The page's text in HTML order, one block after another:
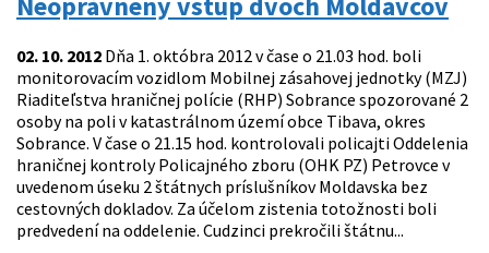
02. 10. 2012 Dňa 1. októbra 2012 v čase o 21.03 hod. boli
monitorovacím vozidlom Mobilnej zásahovej jednotky (MZJ)
Riaditeľstva hraničnej polície (RHP) Sobrance spozorované 2
osoby na poli v katastrálnom území obce Tibava, okres
Sobrance. V čase o 21.15 hod. kontrolovali policajti Oddelenia
hraničnej kontroly Policajného zboru (OHK PZ) Petrovce v
uvedenom úseku 2 štátnych príslušníkov Moldavska bez
cestovných dokladov. Za účelom zistenia totožnosti boli
predvedení na oddelenie. Cudzinci prekročili štátnu...